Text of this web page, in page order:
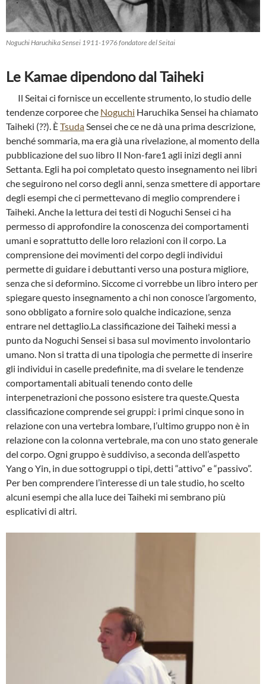
Noguchi Haruchika Sensei 1911-1976 fondatore del Seitai
Le Kamae dipendono dal Taiheki
Il Seitai ci fornisce un eccellente strumento, lo studio delle
tendenze corporee che Noguchi Haruchika Sensei ha chiamato
Taiheki (??). ÈTsudaSensei che ce ne dà una prima de­scrizione,
benché sommaria, ma era già una rivelazione, al momento della
pubblicazione del suo libro Il Non-fare1 agli inizi degli anni
Settanta. Egli ha poi completato questo insegnamento nei libri
che seguirono nel corso degli anni, senza smettere di apportare
degli esempi che ci permettevano di meglio comprendere i
Taiheki. Anche la lettura dei testi di Noguchi Sensei ci ha
permesso di approfondire la conoscenza dei comportamenti
umani e soprattutto delle loro relazioni con il corpo. La
comprensione dei movimenti del corpo degli individui
permette di guidare i debuttanti verso una postura migliore,
senza che si deformino. Siccome ci vorrebbe un libro intero per
spiegare questo insegnamento a chi non conosce l’argomento,
sono obbligato a fornire solo qualche indicazione, senza
entrare nel dettaglio.La classificazione dei Taiheki messi a
punto da Noguchi Sensei si basa sul movimento in­volontario
umano. Non si tratta di una tipologia che permette di inserire
gli individui in ca­selle predefinite, ma di svelare le tendenze
comportamentali abituali tenendo conto delle
interpenetrazioni che possono esistere tra queste.Questa
classificazione comprende sei gruppi: i primi cinque sono in
relazione con una ver­tebra lombare, l’ultimo gruppo non è in
relazione con la colonna vertebrale, ma con uno stato generale
del corpo. Ogni gruppo è suddiviso, a seconda dell’aspetto
Yang o Yin, in due sottogruppi o tipi, detti “attivo” e “passivo”.
Per ben comprendere l’interesse di un tale studio, ho scelto
alcuni esempi che alla luce dei Taiheki mi sembrano più
esplicativi di altri.